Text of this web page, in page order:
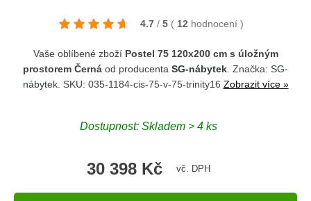
4.7 / 5 ( 12 hodnocení )
Vaše oblíbené zboží Postel 75 120x200 cm s úložným
prostorem Černá od producenta SG-nábytek . Značka: SG-
nábytek. SKU: 035-1184-cis-75-v-75-trinity16 Zobrazit více »
Dostupnost: Skladem > 4 ks
30 398 Kč vč. DPH